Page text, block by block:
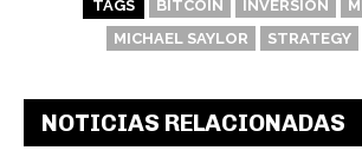
TAGS BITCOIN INVERSIÓN
MICHAEL SAYLOR
STRATEGY
NOTICIAS RELACIONADAS